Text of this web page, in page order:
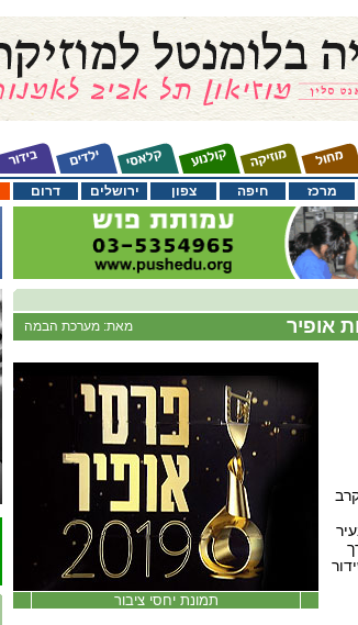
דרום ירושלים צפון חיפה מרכז
מאת: מערכת הבמה אופיר
תמונת יחסי ציבור
בשידור